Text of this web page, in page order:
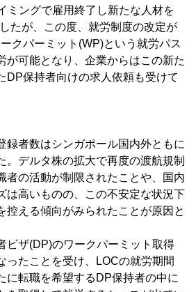
ミングで雇用終了し新たな人材を
たが、この度、就労制度の改定が
クパーミット(WP)という就労パス
が可能となり、企業からはこの新た
DP保持者向けの求人依頼も受けて
録者数はシンガポール国内外ともに
。デルタ株の拡大で再度の渡航規制
者の活動が制限されたことや、国内
は高いものの、この不安定な状況下
控える傾向がみられたことが原因と
ビザ(DP)のワークパーミット取得
ったことを受け、LOCの就労期間
に転職を希望するDP保持者の中に